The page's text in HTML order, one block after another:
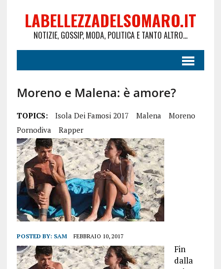
LABELLEZZADELSOMARO.IT
NOTIZIE, GOSSIP, MODA, POLITICA E TANTO ALTRO...
Moreno e Malena: è amore?
TOPICS: Isola Dei Famosi 2017 Malena
Moreno
Pornodiva
Rapper
POSTED BY: SAM FEBBRAIO 10, 2017
Fin
dalla